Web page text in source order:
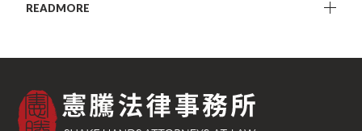
READMORE